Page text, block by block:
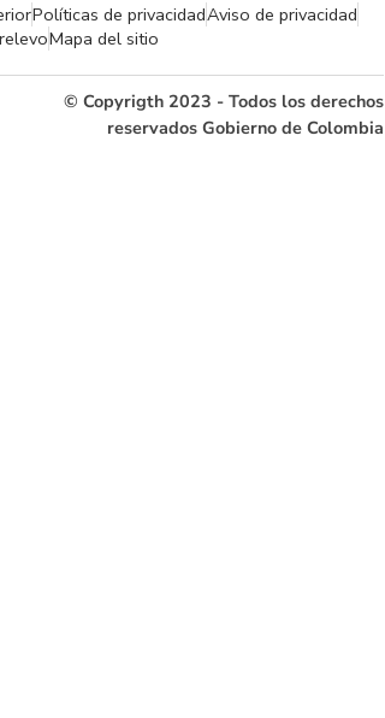
Políticas de privacidadAviso de privacidad
Mapa del sitio
© Copyrigth 2023 - Todos los derechos
reservados Gobierno de Colombia